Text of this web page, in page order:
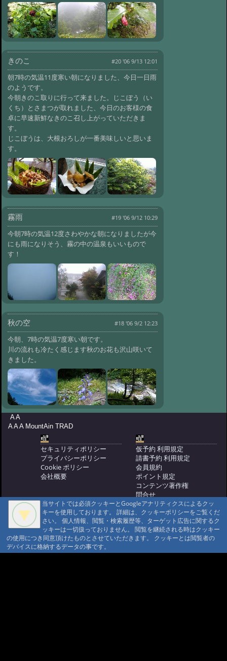
きのこ #20 '06 9/13 12:01
朝7時の気温11度寒い朝になりました、今日一日雨
のようです。
今朝きのこ取りに行って来ました。じこぼう（い
くち）とさまつが取れました、今日のお客様の食
卓に早速新鮮なきのこ召し上がっていただきま
す。
じこぼうは、大根おろしが一番美味しいと思いま
す。
霧雨 #19 '06 9/12 10:29
今朝7時の気温12度さわやかな朝になりましたが今
にも雨になりそう、霧の中の温泉もいいもので
す！
秋の空 #18 '06 9/2 12:23
今朝、7時の気温7度寒い朝です。
川の流れも冷たく感じます秋のお花も沢山咲いて
きました。
氷柱ランド
@ '10 4/13 09:49
#666:初春便り @ '10 4/1 10:46
#665:冬便り ダンコウバイ
#664:冬便り 御柱
@ '10 3/23 11:52
#663: 冬便り 鴨が来た
花
@ '10 3/15 10:12
#661:冬便り ナラの木
げ木の芽
@ '10 3/8 11:11
#658: 冬便り 雪の月
末
@ '10 2/28 11:03
#657:冬便り 春？ @ '10 2/26 10:47
#656:冬便り 氷の向こうは？
@ '10 2/17 10:22
冬便り 冬
の 湯道街道
@ '10 2/16 09:39
#654:冬便り 鳥 @ '10 2/15 09:48
#653:冬便り イルミネーション
@ '10 2/14 08:32
#652:冬便り 氷の
芸術
@ '10 2/13 10:25
#651:冬だより 蓼科湖
#650:冬便り 積雪３
@ '10 2/2 10:06
#649:冬便り レンゲツツジ
@ '10 2/1 09:57
#648:
#647:冬便り ねこ
ヤナギ
@ '10 1/24 10:47
#646:冬便り 美しい八ヶ岳連峰
@ '10 1/23 10:54
#645:冬便り ライ
冬便り 氷柱公園
@ '10 1/20 11:46
#643: 冬便り 冬ち
ゃんお昼寝
@ '10 1/19 11:44
冬便り 家族で日向ぼっこ
@ '10 1/17 10:46
冬便り 山の
停留所
@ '10 1/16 11:52
#640:冬便り どんどん焼
@ '10 1/15 10:35
#639:冬便り まゆ玉
@ '10 1/14 10:28
#638:冬便り 松笠
@ '10 1/13 10:56
A A
A A A MountAin TRAD
セキュリティポリシー
プライバシーポリシー
Cookie ポリシー
会社概要
仮予約 利用規定
請書予約 利用規定
会員規約
ポイント規定
コンテンツ著作権
問合せ
マウンテントラッド株式会社
〒386-1211 長野県上田市下之郷692
0268371176
© 1999-2026 MountAin TRAD ® Inc. https://www.mountaintrad.co.jp
当サイトでは必須クッキーとGoogleアナリティクスによるクッ
キーを使用しております。 詳細は、クッキーポリシーをご覧くだ
さい。 個人情報、閲覧・検索履歴等、ターゲット広告に関するク
ッキーは一切扱っておりません。 閲覧を継続される時はクッキー
の使用につき同意頂けたものとさせていただきます。 クッキーとは閲覧者の
デバイスに格納するデータの事です。